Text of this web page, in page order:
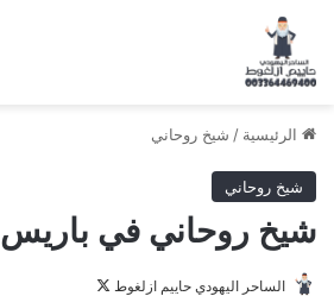
الرئيسية / شيخ روحاني
شيخ روحاني
شيخ روحاني في باريس
الساحر اليهودي حاييم ازلغوط